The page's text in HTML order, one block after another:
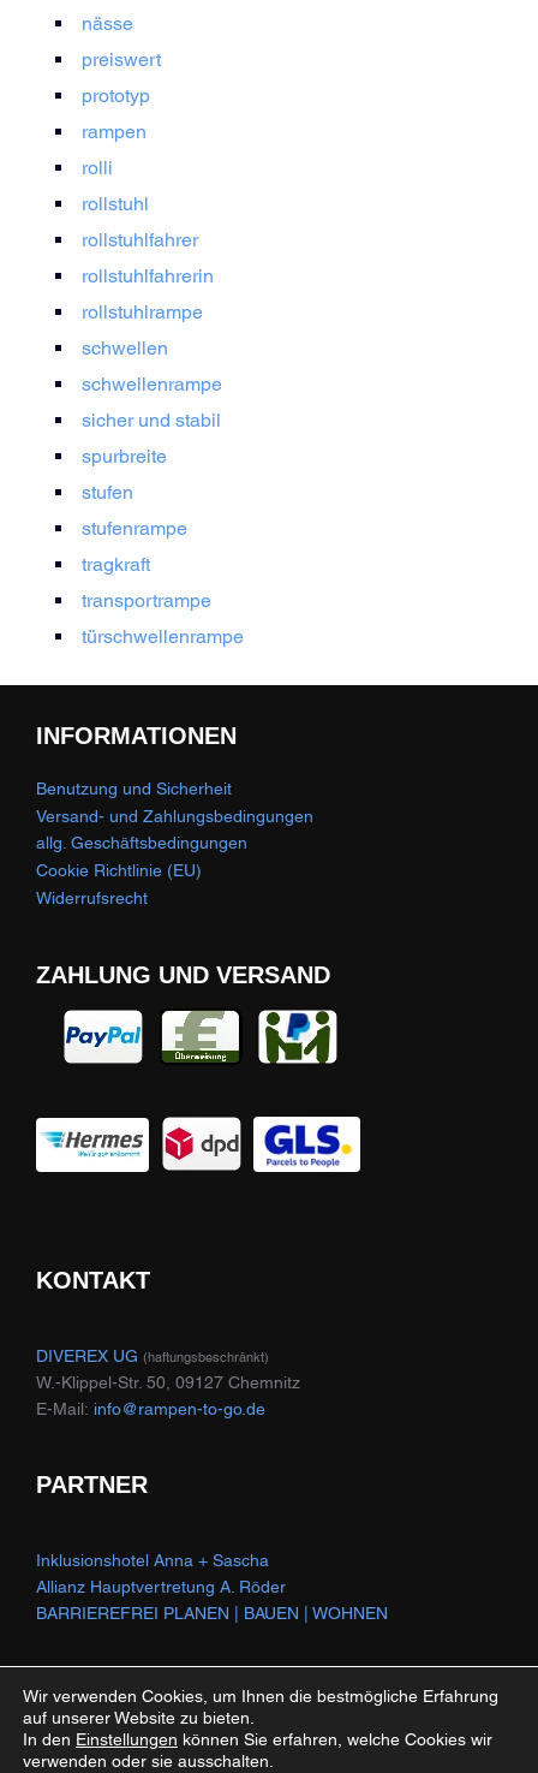
nässe
preiswert
prototyp
rampen
rolli
rollstuhl
rollstuhlfahrer
rollstuhlfahrerin
rollstuhlrampe
schwellen
schwellenrampe
sicher und stabil
spurbreite
stufen
stufenrampe
tragkraft
transportrampe
türschwellenrampe
INFORMATIONEN
Benutzung und Sicherheit
Versand- und Zahlungsbedingungen
allg. Geschäftsbedingungen
Cookie Richtlinie (EU)
Widerrufsrecht
ZAHLUNG UND VERSAND
KONTAKT
DIVEREX UG (haftungsbeschränkt)
W.-Klippel-Str. 50, 09127 Chemnitz
E-Mail: info@rampen-to-go.de
PARTNER
Inklusionshotel Anna + Sascha
Allianz Hauptvertretung A. Röder
BARRIEREFREI PLANEN | BAUEN | WOHNEN
Datenschutzerklärung
Copyright © 2026 Rampen to Go
Wir verwenden Cookies, um Ihnen die bestmögliche Erfahrung
auf unserer Website zu bieten.
In den Einstellungen können Sie erfahren, welche Cookies wir
verwenden oder sie ausschalten.